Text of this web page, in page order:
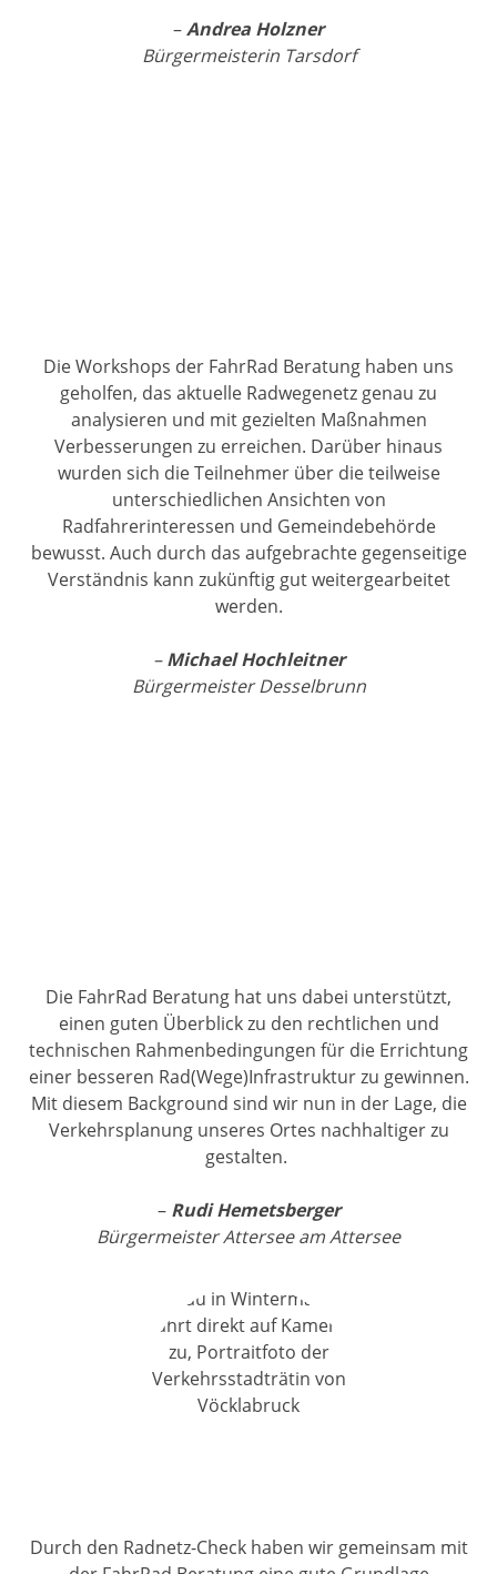
–Andrea Holzner
Bürgermeisterin Tarsdorf
Die Workshops der FahrRad Beratung haben uns
geholfen, das aktuelle Radwegenetz genau zu
analysieren und mit gezielten Maßnahmen
Verbesserungen zu erreichen. Darüber hinaus
wurden sich die Teilnehmer über die teilweise
unterschiedlichen Ansichten von
Radfahrerinteressen und Gemeindebehörde
bewusst. Auch durch das aufgebrachte gegenseitige
Verständnis kann zukünftig gut weitergearbeitet
werden.
–Michael Hochleitner
Bürgermeister Desselbrunn
Die FahrRad Beratung hat uns dabei unterstützt,
einen guten Überblick zu den rechtlichen und
technischen Rahmenbedingungen für die Errichtung
einer besseren Rad(Wege)Infrastruktur zu gewinnen.
Mit diesem Background sind wir nun in der Lage, die
Verkehrsplanung unseres Ortes nachhaltiger zu
gestalten.
– Rudi Hemetsberger
Bürgermeister Attersee am Attersee
Durch den Radnetz-Check haben wir gemeinsam mit